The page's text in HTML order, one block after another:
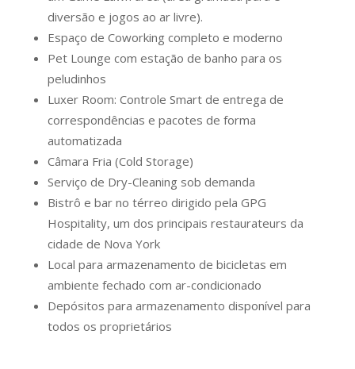
diversão e jogos ao ar livre).
Espaço de Coworking completo e moderno
Pet Lounge com estação de banho para os
peludinhos
Luxer Room: Controle Smart de entrega de
correspondências e pacotes de forma
automatizada
Câmara Fria (Cold Storage)
Serviço de Dry-Cleaning sob demanda
Bistrô e bar no térreo dirigido pela GPG
Hospitality, um dos principais restaurateurs da
cidade de Nova York
Local para armazenamento de bicicletas em
ambiente fechado com ar-condicionado
Depósitos para armazenamento disponível para
todos os proprietários